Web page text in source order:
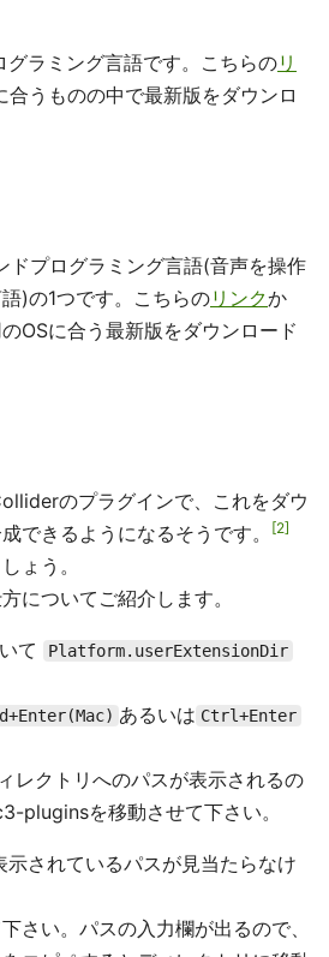
ラミング言語です。こちらのリ
合うものの中で最新版をダウンロ
プログラミング言語(音声を操作
)の1つです。こちらのリンクか
OSに合う最新版をダウンロード
のプラグインで、これをダウ
できるようになるそうです。
2
ょう。
についてご紹介します。
て Platform.userExtensionDir
あるいは Ctrl+Enter
レクトリへのパスが表示されるの
pluginsを移動させて下さい。
されているパスが見当たらなけ
さい。パスの入力欄が出るので、